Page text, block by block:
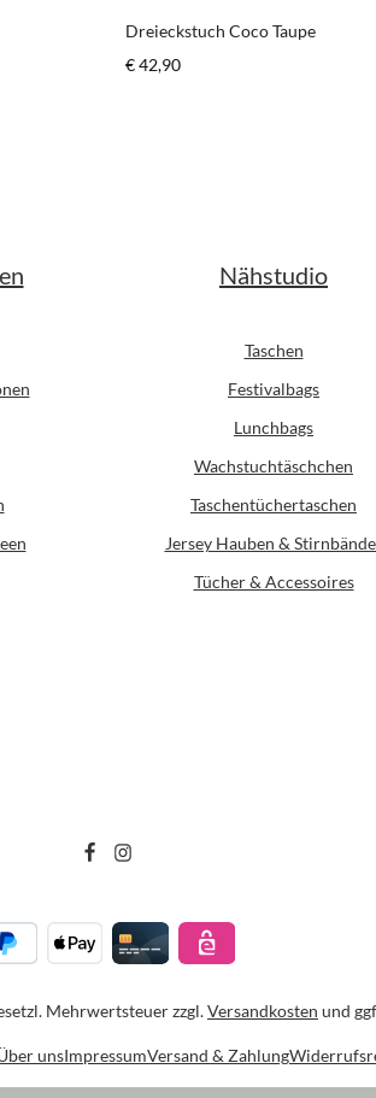
Dreieckstuch Coco Taupe
Regulärer Preis:
€ 42,90
Nähstudio
Taschen
Festivalbags
Lunchbags
Wachstuchtäschchen
Taschentüchertaschen
Jersey Hauben &
Tücher & Accessoires
Mehrwertsteuer zzgl.Versandkosten und
unsImpressumVersand & Zahlung